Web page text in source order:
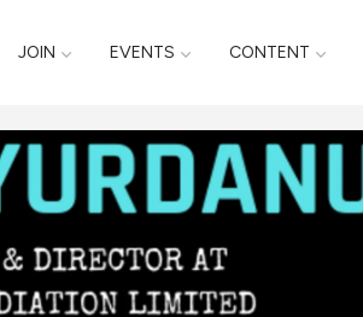
JOIN EVENTS CONTENT